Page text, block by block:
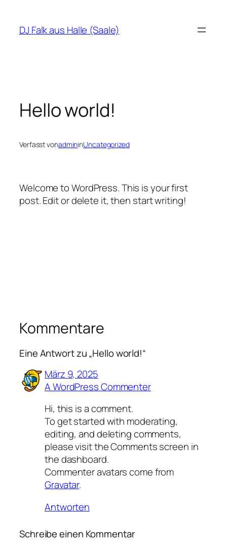
InhaltDJ Falk aus Halle (Saale)
Hello world!
Verfasst vonadmininUncategorized
Welcome to WordPress. This is your first
post. Edit or delete it, then start writing!
Kommentare
Eine Antwort zu „Hello world!“
März 9, 2025
A WordPress Commenter
Hi, this is a comment.
To get started with moderating,
editing, and deleting comments,
please visit the Comments screen in
the dashboard.
Commenter avatars come from
Gravatar.
Antworten
Schreibe einen Kommentar